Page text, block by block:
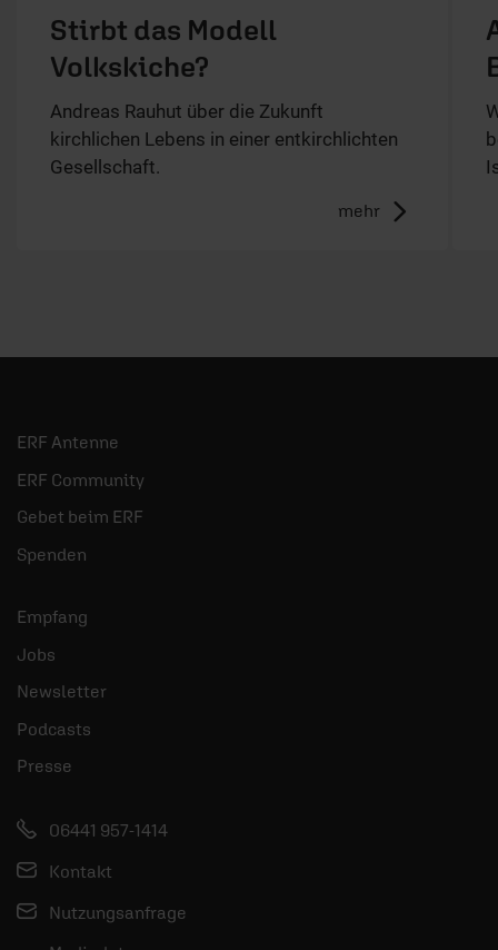
Stirbt das Modell
Volkskiche?
Andreas Rauhut über die Zukunft
kirchlichen Lebens in einer entkirchlichten
Gesellschaft.
mehr
ERF Antenne
ERF Community
Gebet beim ERF
Spenden
Empfang
Jobs
Newsletter
Podcasts
Presse
06441 957-1414
Kontakt
Nutzungsanfrage